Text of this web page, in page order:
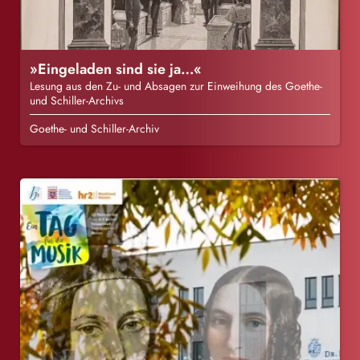
»Eingeladen sind sie ja…«
Lesung aus den Zu- und Absagen zur Einweihung des Goethe-
und Schiller-Archivs
Goethe- und Schiller-Archiv